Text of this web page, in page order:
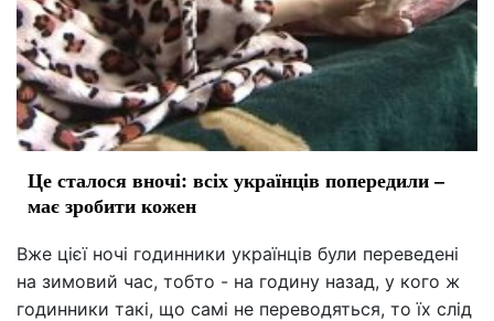
Це сталося вночі: всіх українців попередили –
має зробити кожен
Вже цієї ночі годинники українців були переведені
на зимовий час, тобто - на годину назад, у кого ж
годинники такі, що самі не переводяться, то їх слід